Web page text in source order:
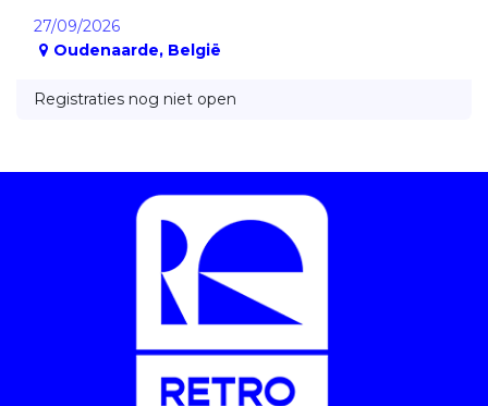
27/09/2026
Oudenaarde, België
Registraties nog niet open